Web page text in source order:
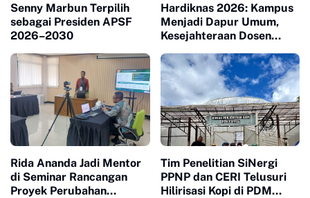
Senny Marbun Terpilih
sebagai Presiden APSF
2026–2030
Hardiknas 2026: Kampus
Menjadi Dapur Umum,
Kesejahteraan Dosen
Rida Ananda Jadi Mentor
di Seminar Rancangan
Proyek Perubahan
Tim Penelitian SiNergi
PPNP dan CERI Telusuri
Hilirisasi Kopi di PDM